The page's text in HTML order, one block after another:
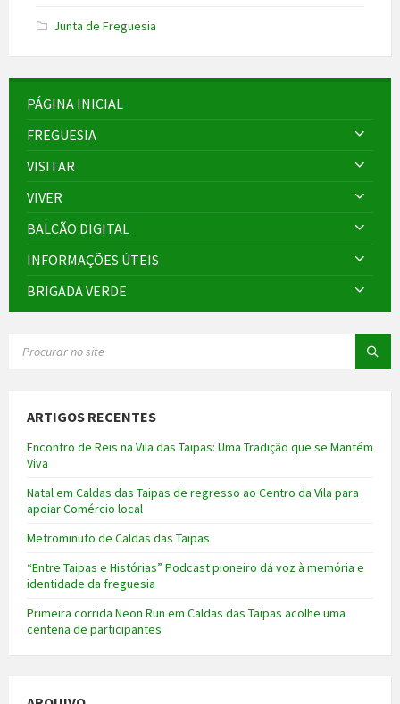
Junta de Freguesia
PÁGINA INICIAL
FREGUESIA
VISITAR
VIVER
BALCÃO DIGITAL
INFORMAÇÕES ÚTEIS
BRIGADA VERDE
ARTIGOS RECENTES
Encontro de Reis na Vila das Taipas: Uma Tradição que se Mantém
Viva
Natal em Caldas das Taipas de regresso ao Centro da Vila para
apoiar Comércio local
Metrominuto de Caldas das Taipas
“Entre Taipas e Histórias” Podcast pioneiro dá voz à memória e
identidade da freguesia
Primeira corrida Neon Run em Caldas das Taipas acolhe uma
centena de participantes